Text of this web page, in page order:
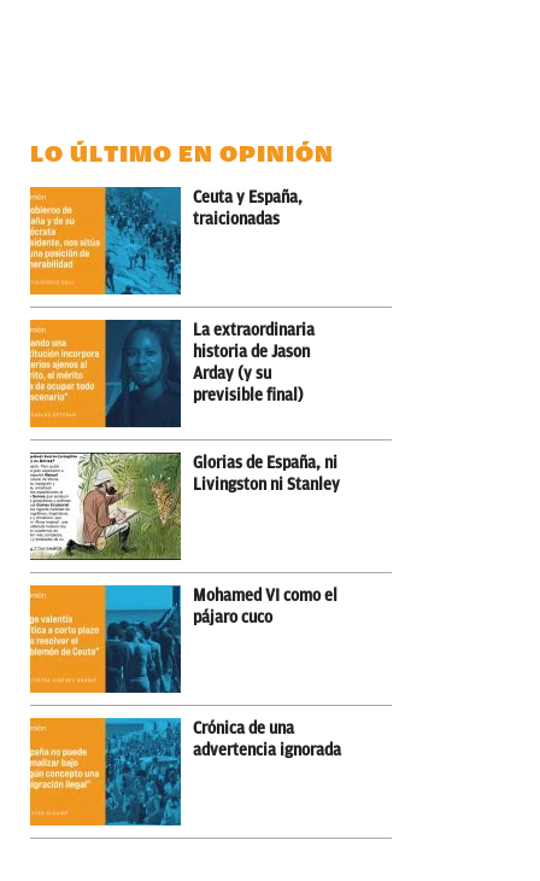
LO ÚLTIMO EN OPINIÓN
Ceuta y España,
traicionadas
La extraordinaria
historia de Jason
Arday (y su
previsible final)
Glorias de España, ni
Livingston ni Stanley
Mohamed VI como el
pájaro cuco
Crónica de una
advertencia ignorada